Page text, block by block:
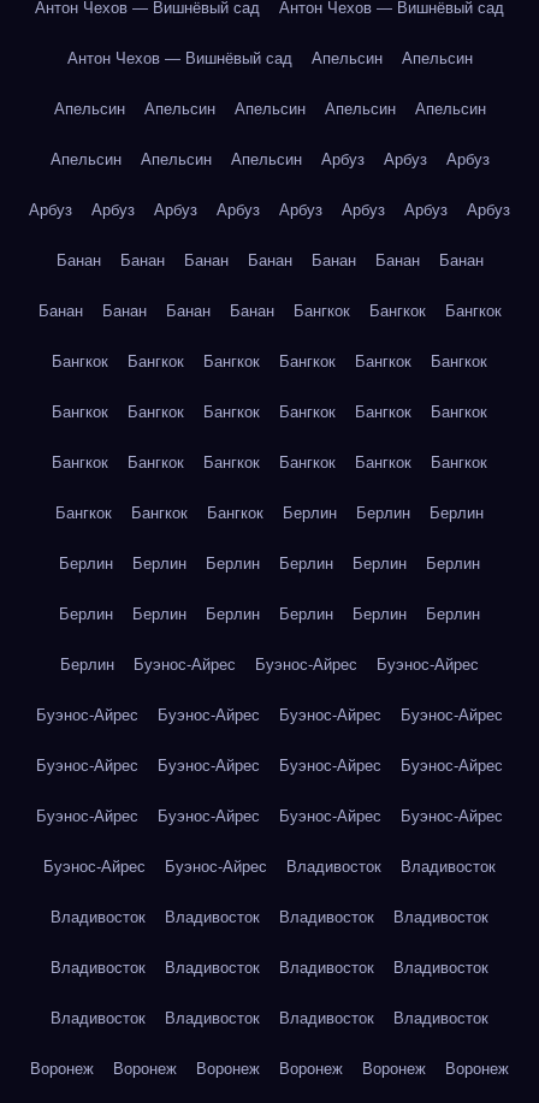
Антон Чехов — Вишнёвый сад Антон Чехов — Вишнёвый сад
Антон Чехов — Вишнёвый сад Апельсин Апельсин
Апельсин Апельсин Апельсин Апельсин Апельсин
Апельсин Апельсин Апельсин Арбуз Арбуз Арбуз
Арбуз Арбуз Арбуз Арбуз Арбуз Арбуз Арбуз Арбуз
Банан Банан Банан Банан Банан Банан Банан
Банан Банан Банан Банан Бангкок Бангкок Бангкок
Бангкок Бангкок Бангкок Бангкок Бангкок Бангкок
Бангкок Бангкок Бангкок Бангкок Бангкок Бангкок
Бангкок Бангкок Бангкок Бангкок Бангкок Бангкок
Бангкок Бангкок Бангкок Берлин Берлин Берлин
Берлин Берлин Берлин Берлин Берлин Берлин
Берлин Берлин Берлин Берлин Берлин Берлин
Берлин Буэнос-Айрес Буэнос-Айрес Буэнос-Айрес
Буэнос-Айрес Буэнос-Айрес Буэнос-Айрес Буэнос-Айрес
Буэнос-Айрес Буэнос-Айрес Буэнос-Айрес Буэнос-Айрес
Буэнос-Айрес Буэнос-Айрес Буэнос-Айрес Буэнос-Айрес
Буэнос-Айрес Буэнос-Айрес Владивосток Владивосток
Владивосток Владивосток Владивосток Владивосток
Владивосток Владивосток Владивосток Владивосток
Владивосток Владивосток Владивосток Владивосток
Воронеж Воронеж Воронеж Воронеж Воронеж Воронеж